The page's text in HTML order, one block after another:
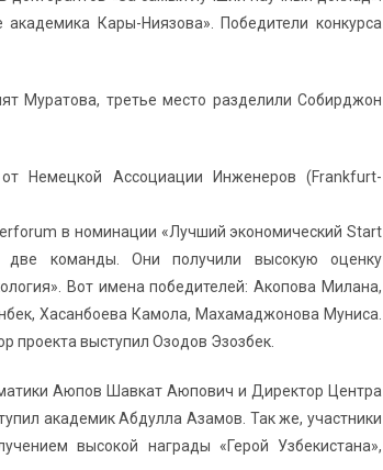
Кары-Ниязова». Победители конкурса
Муратова, третье место разделили Собирджон
Немецкой Ассоциации Инженеров (Frankfurt-
в номинации «Лучший экономический Start
две команды. Они получили высокую оценку
Вот имена победителей: Акопова Милана,
Хасанбоева Камола, Махамаджонова Муниса.
проекта выступил Озодов Эзозбек.
Аюпов Шавкат Аюпович и Директор Центра
академик Абдулла Азамов. Так же, участники
высокой награды «Герой Узбекистана»,